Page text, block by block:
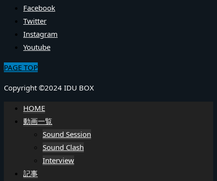
Facebook
Twitter
Instagram
Youtube
PAGE TOP
Copyright ©2024 IDU BOX
HOME
動画一覧
Sound Session
Sound Clash
Interview
記事